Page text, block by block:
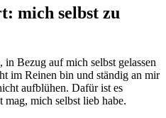
mich selbst zu
in Bezug auf mich selbst gelassen
im Reinen bin und ständig an mir
aufblühen. Dafür ist es
mag, mich selbst lieb habe.